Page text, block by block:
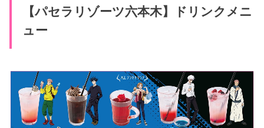
【パセラリゾーツ六本木】ドリンクメニ
ュー